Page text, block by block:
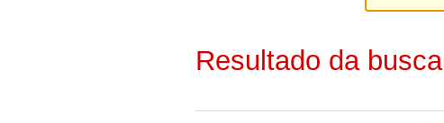
Resultado da busca